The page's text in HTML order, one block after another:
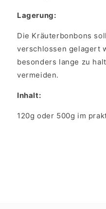
Lagerung:
Die Kräuterbonbons
verschlossen gelagert
besonders lange zu
vermeiden.
Inhalt:
120g oder 500g im